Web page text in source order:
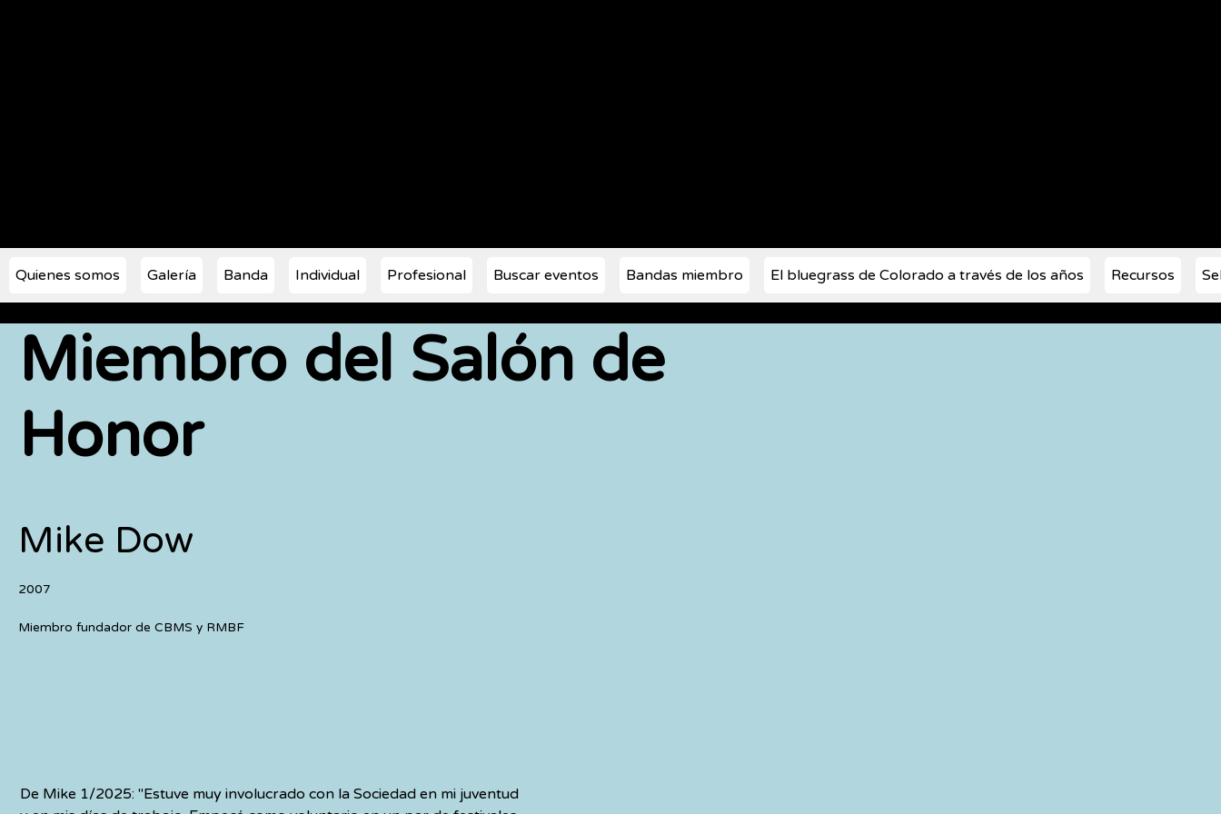
Quienes somos Galería Banda Individual Profesional Buscar eventos Bandas miembro El bluegrass de Colorado a través de los años Recursos
Miembro del Salón de
Honor
Mike Dow
2007
Miembro fundador de CBMS y RMBF
De Mike 1/2025: "Estuve muy involucrado con la Sociedad en mi juventud